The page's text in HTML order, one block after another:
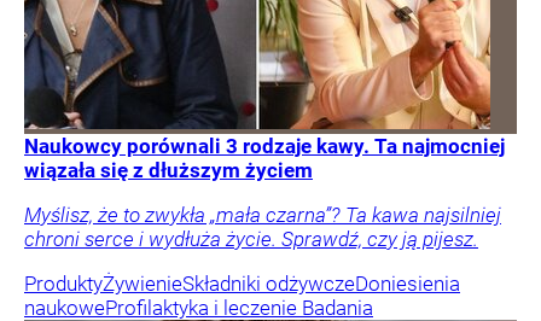
Naukowcy porównali 3 rodzaje kawy. Ta najmocniej
wiązała się z dłuższym życiem
Myślisz, że to zwykła „mała czarna”? Ta kawa najsilniej
chroni serce i wydłuża życie. Sprawdź, czy ją pijesz.
ProduktyŻywienieSkładniki odżywczeDoniesienia
naukoweProfilaktyka i leczenie Badania